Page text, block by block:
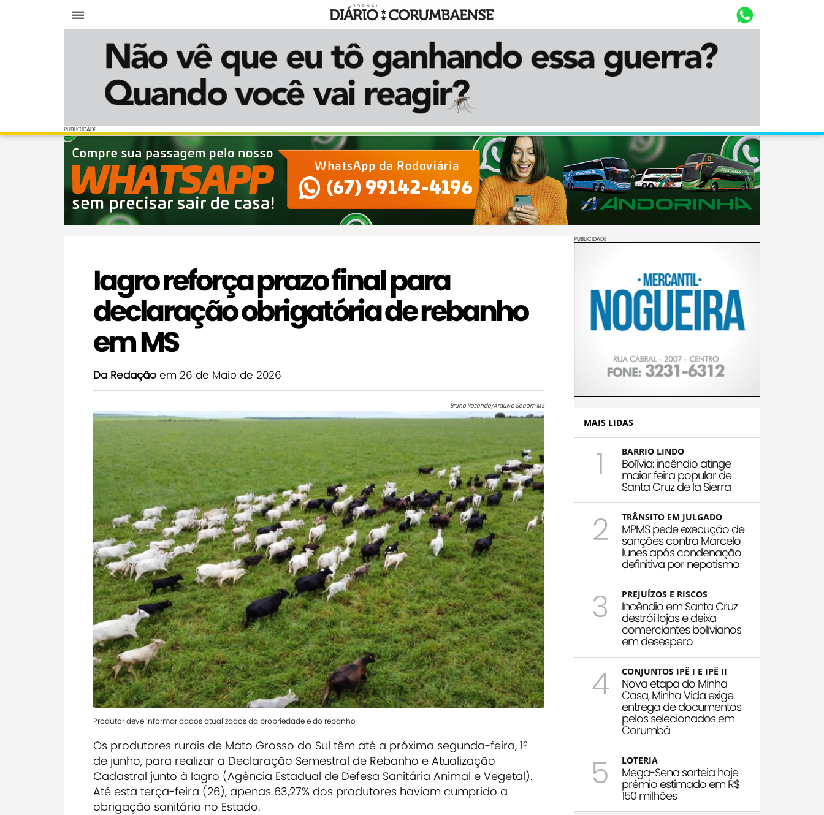
Diário Corumbaense
PUBLICIDADE
PUBLICIDADE
Iagro reforça prazo final para
declaração obrigatória de rebanho
em MS
Da Redação em 26 de Maio de 2026
Bruno Rezende/Arquivo Secom MS
Produtor deve informar dados atualizados da propriedade e do rebanho
Os produtores rurais de Mato Grosso do Sul têm até a próxima segunda-feira, 1º
de junho, para realizar a Declaração Semestral de Rebanho e Atualização
Cadastral junto à Iagro (Agência Estadual de Defesa Sanitária Animal e Vegetal).
Até esta terça-feira (26), apenas 63,27% dos produtores haviam cumprido a
obrigação sanitária no Estado.
PUBLICIDADE
MAIS LIDAS
1 BARRIO LINDO
Bolívia: incêndio atinge
maior feira popular de
Santa Cruz de la Sierra
2 TRÂNSITO EM JULGADO
MPMS pede execução de
sanções contra Marcelo
Iunes após condenação
definitiva por nepotismo
3 PREJUÍZOS E RISCOS
Incêndio em Santa Cruz
destrói lojas e deixa
comerciantes bolivianos
em desespero
4 CONJUNTOS IPÊ I E IPÊ II
Nova etapa do Minha
Casa, Minha Vida exige
entrega de documentos
pelos selecionados em
Corumbá
5 LOTERIA
Mega-Sena sorteia hoje
prêmio estimado em R$
150 milhões